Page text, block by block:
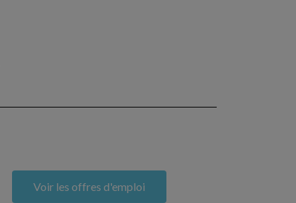
Voir les offres d'emploi